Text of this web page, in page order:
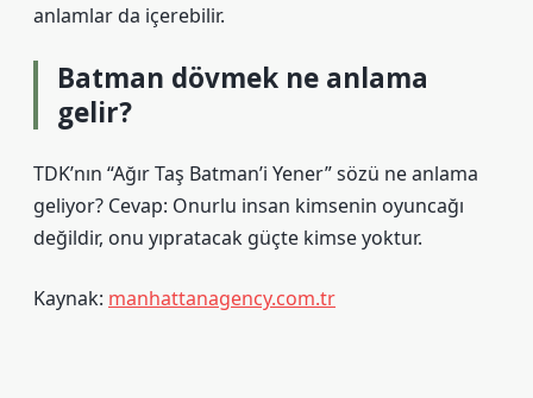
anlamlar da içerebilir.
Batman dövmek ne anlama
gelir?
TDK’nın “Ağır Taş Batman’i Yener” sözü ne anlama
geliyor? Cevap: Onurlu insan kimsenin oyuncağı
değildir, onu yıpratacak güçte kimse yoktur.
Kaynak: manhattanagency.com.tr